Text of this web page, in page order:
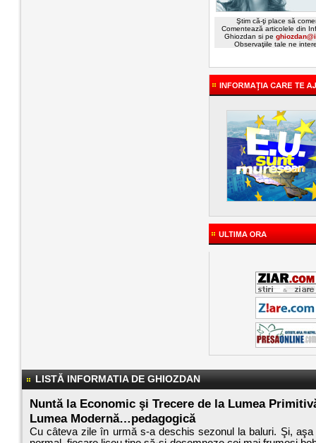
Ştim că-ţi place să
Comentează articolele din
Ghiozdan si pe
Observaţiile tale ne
LISTĂ INFORMATIA DE GHIOZDAN
Nuntă la Economic şi Trecere de la Lumea
Lumea Modernă…pedagogică
Cu câteva zile în urmă s-a deschis sezonul la baluri. Şi,